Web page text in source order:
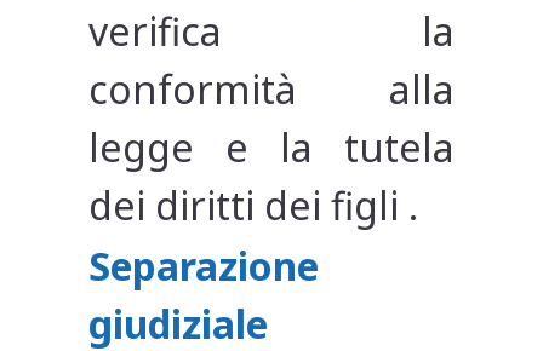
verifica la
conformità alla
legge e la tutela
dei diritti dei figli .
Separazione
giudiziale